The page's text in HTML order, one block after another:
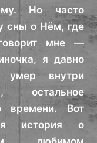
Но часто
сны о Нём, где
мне —
я давно
умер внутри
остальное
времени. Вот
история о